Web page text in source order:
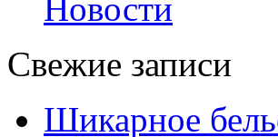
Новости
Свежие записи
Шикарное